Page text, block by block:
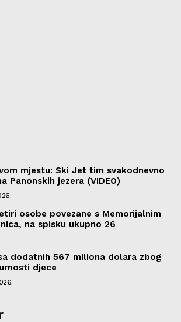
mjestu: Ski Jet tim svakodnevno
Panonskih jezera (VIDEO)
osobe povezane s Memorijalnim
na spisku ukupno 26
dodatnih 567 miliona dolara zbog
djece